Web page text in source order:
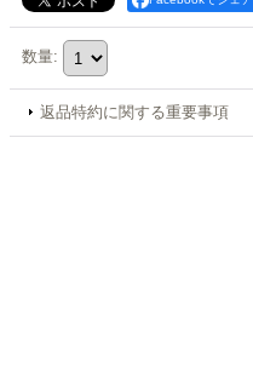
数量:
返品特約に関する重要事項